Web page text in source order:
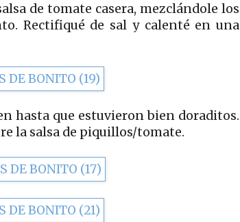
de tomate casera, mezclándole los
Rectifiqué de sal y calenté en una
hasta que estuvieron bien doraditos.
la salsa de piquillos/tomate.